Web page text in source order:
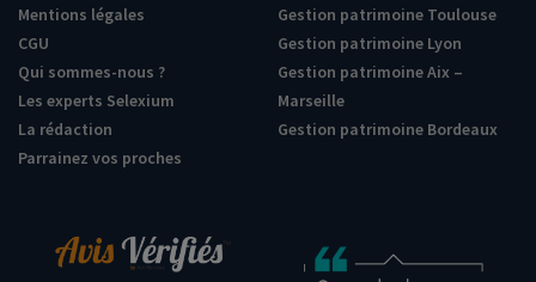
Mentions légales
CGU
Qui sommes-nous ?
Les experts Selexium
La rédaction
Parrainez vos proches
Gestion patrimoine Toulouse
Gestion patrimoine Lyon
Gestion patrimoine Aix –
Marseille
Gestion patrimoine Bordeaux